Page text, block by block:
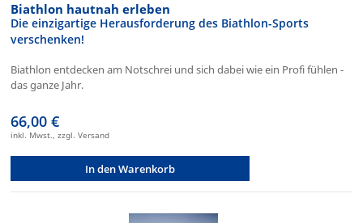
Biathlon hautnah erleben
Die einzigartige Herausforderung des Biathlon-Sports
verschenken!
Biathlon entdecken am Notschrei und sich dabei wie ein Profi fühlen -
das ganze Jahr.
66,00 €
inkl. Mwst., zzgl. Versand
In den Warenkorb